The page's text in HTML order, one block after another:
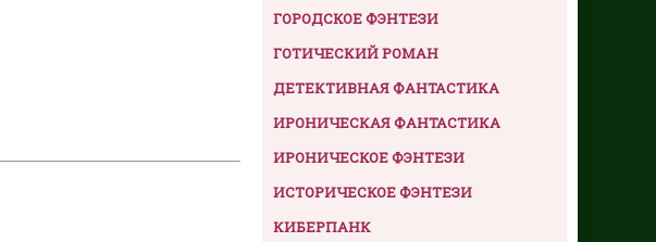
ГОРОДСКОЕ ФЭНТЕЗИ
ГОТИЧЕСКИЙ РОМАН
ДЕТЕКТИВНАЯ ФАНТАСТИКА
ИРОНИЧЕСКАЯ ФАНТАСТИКА
ИРОНИЧЕСКОЕ ФЭНТЕЗИ
ИСТОРИЧЕСКОЕ ФЭНТЕЗИ
КИБЕРПАНК